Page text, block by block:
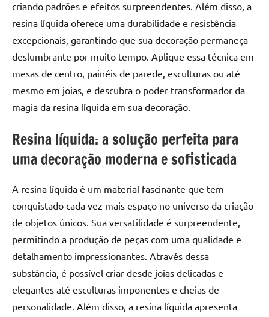
criando padrões e efeitos surpreendentes. Além disso, a
resina líquida oferece uma durabilidade e resistência
excepcionais, garantindo que sua decoração permaneça
deslumbrante por muito tempo. Aplique essa técnica em
mesas de centro, painéis de parede, esculturas ou até
mesmo em joias, e descubra o poder transformador da
magia da resina líquida em sua decoração.
Resina líquida: a solução perfeita para
uma decoração moderna e sofisticada
A resina líquida é um material fascinante que tem
conquistado cada vez mais espaço no universo da criação
de objetos únicos. Sua versatilidade é surpreendente,
permitindo a produção de peças com uma qualidade e
detalhamento impressionantes. Através dessa
substância, é possível criar desde joias delicadas e
elegantes até esculturas imponentes e cheias de
personalidade. Além disso, a resina líquida apresenta